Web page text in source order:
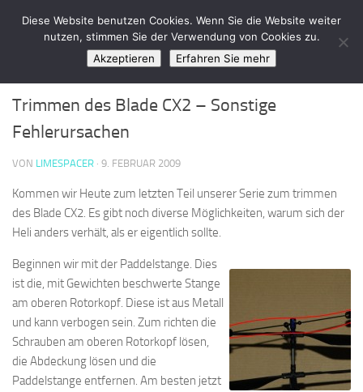
Zum Inhalt springen
LimeSpace - IT
PRIVATLEBEN
Trimmen des Blade CX2 – Sonstige
Fehlerursachen
VON LIMESPACER · 9. FEBRUAR 2009
Kommen wir Heute zum letzten Teil unserer Serie zum trimmen
des Blade CX2. Es gibt noch diverse Möglichkeiten, warum sich der
Heli anders verhält, als er eigentlich sollte.
Beginnen wir mit der Paddelstange. Dies
ist die, mit Gewichten beschwerte Stange
am oberen Rotorkopf. Diese ist aus Metall
und kann verbogen sein. Zum richten die
Schrauben am oberen Rotorkopf lösen,
die Abdeckung lösen und die
Paddelstange entfernen. Am besten jetzt
Diese Website benutzen Cookies. Wenn Sie die Website weiter
nutzen, stimmen Sie der Verwendung von Cookies zu.
Akzeptieren
Erfahren Sie mehr